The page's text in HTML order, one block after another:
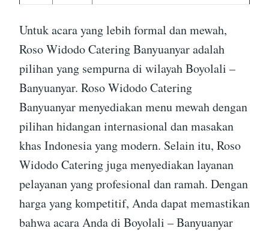
Untuk acara yang lebih formal dan mewah,
Roso Widodo Catering Banyuanyar adalah
pilihan yang sempurna di wilayah Boyolali –
Banyuanyar. Roso Widodo Catering
Banyuanyar menyediakan menu mewah dengan
pilihan hidangan internasional dan masakan
khas Indonesia yang modern. Selain itu, Roso
Widodo Catering juga menyediakan layanan
pelayanan yang profesional dan ramah. Dengan
harga yang kompetitif, Anda dapat memastikan
bahwa acara Anda di Boyolali – Banyuanyar